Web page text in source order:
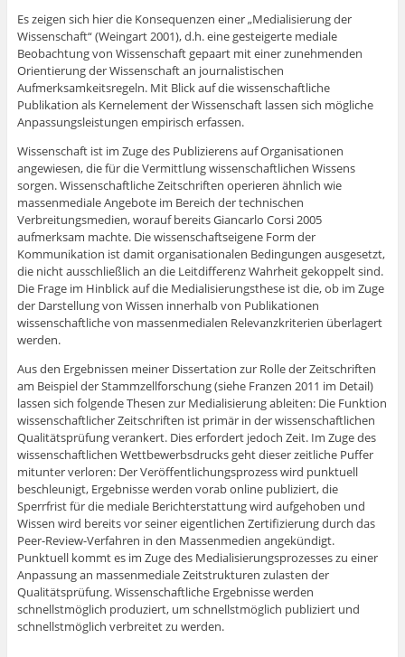
Es zeigen sich hier die Konsequenzen einer „Medialisierung der
Wissenschaft“ (Weingart 2001), d.h. eine gesteigerte mediale
Beobachtung von Wissenschaft gepaart mit einer zunehmenden
Orientierung der Wissenschaft an journalistischen
Aufmerksamkeitsregeln. Mit Blick auf die wissenschaftliche
Publikation als Kernelement der Wissenschaft lassen sich mögliche
Anpassungsleistungen empirisch erfassen.
Wissenschaft ist im Zuge des Publizierens auf Organisationen
angewiesen, die für die Vermittlung wissenschaftlichen Wissens
sorgen. Wissenschaftliche Zeitschriften operieren ähnlich wie
massenmediale Angebote im Bereich der technischen
Verbreitungsmedien, worauf bereits Giancarlo Corsi 2005
aufmerksam machte. Die wissenschaftseigene Form der
Kommunikation ist damit organisationalen Bedingungen ausgesetzt,
die nicht ausschließlich an die Leitdifferenz Wahrheit gekoppelt sind.
Die Frage im Hinblick auf die Medialisierungsthese ist die, ob im Zuge
der Darstellung von Wissen innerhalb von Publikationen
wissenschaftliche von massenmedialen Relevanzkriterien überlagert
werden.
Aus den Ergebnissen meiner Dissertation zur Rolle der Zeitschriften
am Beispiel der Stammzellforschung (siehe Franzen 2011 im Detail)
lassen sich folgende Thesen zur Medialisierung ableiten: Die Funktion
wissenschaftlicher Zeitschriften ist primär in der wissenschaftlichen
Qualitätsprüfung verankert. Dies erfordert jedoch Zeit. Im Zuge des
wissenschaftlichen Wettbewerbsdrucks geht dieser zeitliche Puffer
mitunter verloren: Der Veröffentlichungsprozess wird punktuell
beschleunigt, Ergebnisse werden vorab online publiziert, die
Sperrfrist für die mediale Berichterstattung wird aufgehoben und
Wissen wird bereits vor seiner eigentlichen Zertifizierung durch das
Peer-Review-Verfahren in den Massenmedien angekündigt.
Punktuell kommt es im Zuge des Medialisierungsprozesses zu einer
Anpassung an massenmediale Zeitstrukturen zulasten der
Qualitätsprüfung. Wissenschaftliche Ergebnisse werden
schnellstmöglich produziert, um schnellstmöglich publiziert und
schnellstmöglich verbreitet zu werden.